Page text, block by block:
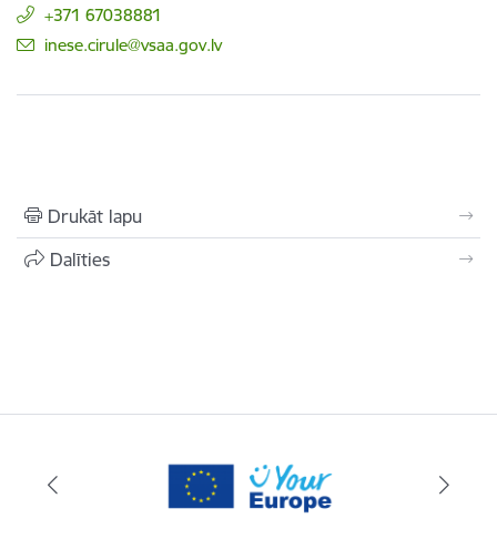
+371 67038881
E-pasts:
inese.cirule@vsaa.gov.lv
Drukāt lapu
Dalīties